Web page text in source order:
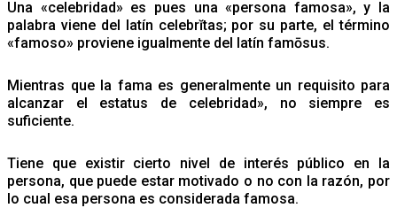
Una «celebridad» es pues una «persona famosa», y la
palabra viene del latín celebrĭtas; por su parte, el término
«famoso» proviene igualmente del latín famōsus.
Mientras que la fama es generalmente un requisito para
alcanzar el estatus de celebridad», no siempre es
suficiente.
Tiene que existir cierto nivel de interés público en la
persona, que puede estar motivado o no con la razón, por
lo cual esa persona es considerada famosa.